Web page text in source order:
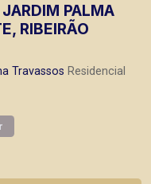
PALMA
RIBEIRÃO
Travassos Residencial